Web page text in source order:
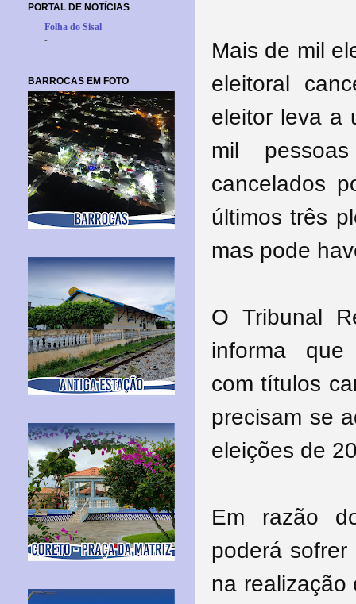
Mais de mil
eleitoral
eleitor leva a
mil
cancelados
últimos três
mas pode
O Tribunal
informa
com títulos
precisam se
eleições de
Em razão
poderá
na realização
PORTAL DE NOTÍCIAS
Folha do Sisal
-
BARROCAS EM FOTO